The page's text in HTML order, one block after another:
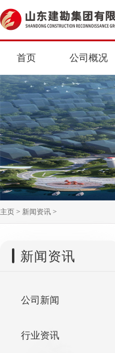
首页 公司概况
主页 > 新闻资讯 >
新闻资讯
公司新闻
行业资讯